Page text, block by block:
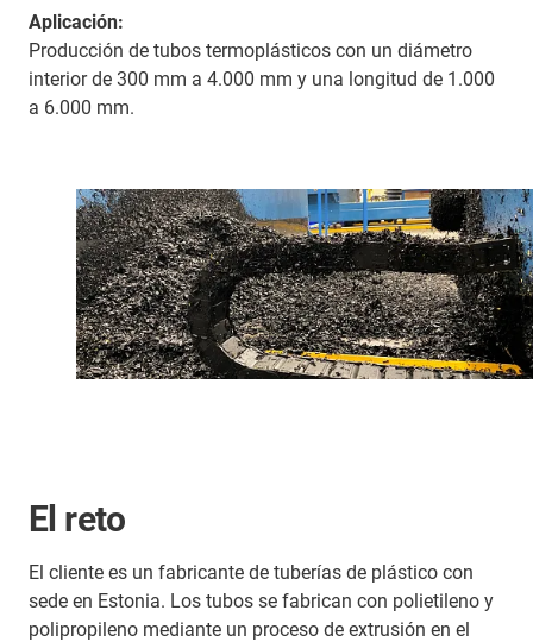
Aplicación:
Producción de tubos termoplásticos con un diámetro
interior de 300 mm a 4.000 mm y una longitud de 1.000
a 6.000 mm.
El reto
El cliente es un fabricante de tuberías de plástico con
sede en Estonia. Los tubos se fabrican con polietileno y
polipropileno mediante un proceso de extrusión en el